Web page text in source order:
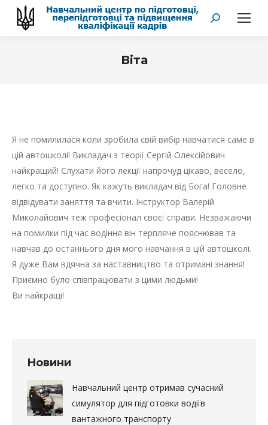
Search:
Віта
Я не помилилася коли зробила свій вибір навчатися саме в
цій автошколі! Викладач з теорії Сергій Олексійович
найкращий! Слухати його лекції напрочуд цікаво, весело,
легко та доступно. Як кажуть викладач від Бога! Головне
відвідувати заняття та вчити. Інструктор Валерій
Миколайович теж професіонал своєї справи. Незважаючи
на помилки під час водіння він терпляче пояснював та
навчав до останнього дня мого навчання в цій автошколі.
Я дуже Вам вдячна за наставництво та отримані знання!
Приємно було співпрацювати з цими людьми!
Ви найкращі!
Новини
Навчальний центр отримав сучасний
симулятор для підготовки водіїв
вантажного транспорту